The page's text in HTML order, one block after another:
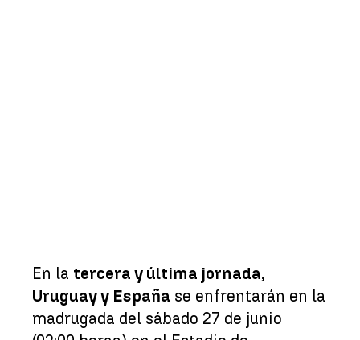
En la tercera y última jornada,
Uruguay y España se enfrentarán en la
madrugada del sábado 27 de junio